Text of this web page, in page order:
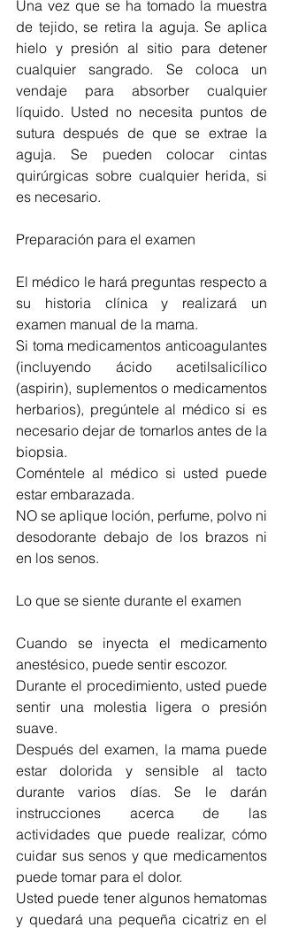
Una vez que se ha tomado la muestra
de tejido, se retira la aguja. Se aplica
hielo y presión al sitio para detener
cualquier sangrado. Se coloca un
vendaje para absorber cualquier
líquido. Usted no necesita puntos de
sutura después de que se extrae la
aguja. Se pueden colocar cintas
quirúrgicas sobre cualquier herida, si
es necesario.
Preparación para el examen
El médico le hará preguntas respecto a
su historia clínica y realizará un
examen manual de la mama.
Si toma medicamentos anticoagulantes
(incluyendo ácido acetilsalicílico
(aspirin), suplementos o medicamentos
herbarios), pregúntele al médico si es
necesario dejar de tomarlos antes de la
biopsia.
Coméntele al médico si usted puede
estar embarazada.
NO se aplique loción, perfume, polvo ni
desodorante debajo de los brazos ni
en los senos.
Lo que se siente durante el examen
Cuando se inyecta el medicamento
anestésico, puede sentir escozor.
Durante el procedimiento, usted puede
sentir una molestia ligera o presión
suave.
Después del examen, la mama puede
estar dolorida y sensible al tacto
durante varios días. Se le darán
instrucciones acerca de las
actividades que puede realizar, cómo
cuidar sus senos y que medicamentos
puede tomar para el dolor.
Usted puede tener algunos hematomas
y quedará una pequeña cicatriz en el